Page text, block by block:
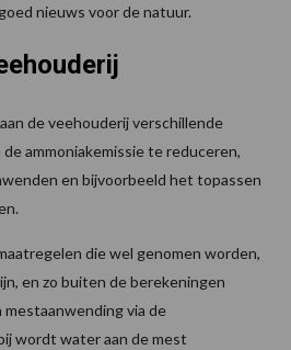
nieuws voor de natuur.
de veehouderij verschillende
ammoniakemissie te reduceren,
en bijvoorbeeld het topassen
die wel genomen worden,
en zo buiten de berekeningen
mestaanwending via de
wordt water aan de mest